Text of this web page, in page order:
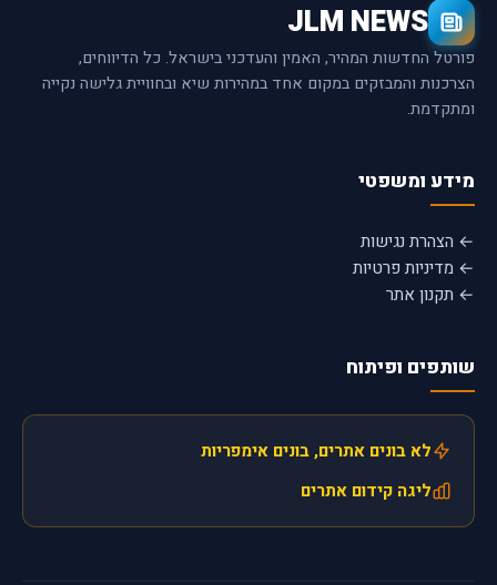
JLM NEWS
פורטל החדשות המהיר, האמין והעדכני בישראל. כל הדיווחים,
הצרכנות והמבזקים במקום אחד במהירות שיא ובחוויית גלישה נקייה
ומתקדמת.
מידע ומשפטי
← הצהרת נגישות
← מדיניות פרטיות
← תקנון אתר
שותפים ופיתוח
לא בונים אתרים, בונים אימפריות
ליגה קידום אתרים